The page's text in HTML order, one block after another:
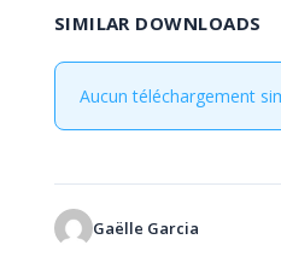
SIMILAR DOWNLOADS
Aucun téléchargement
Gaëlle Garcia